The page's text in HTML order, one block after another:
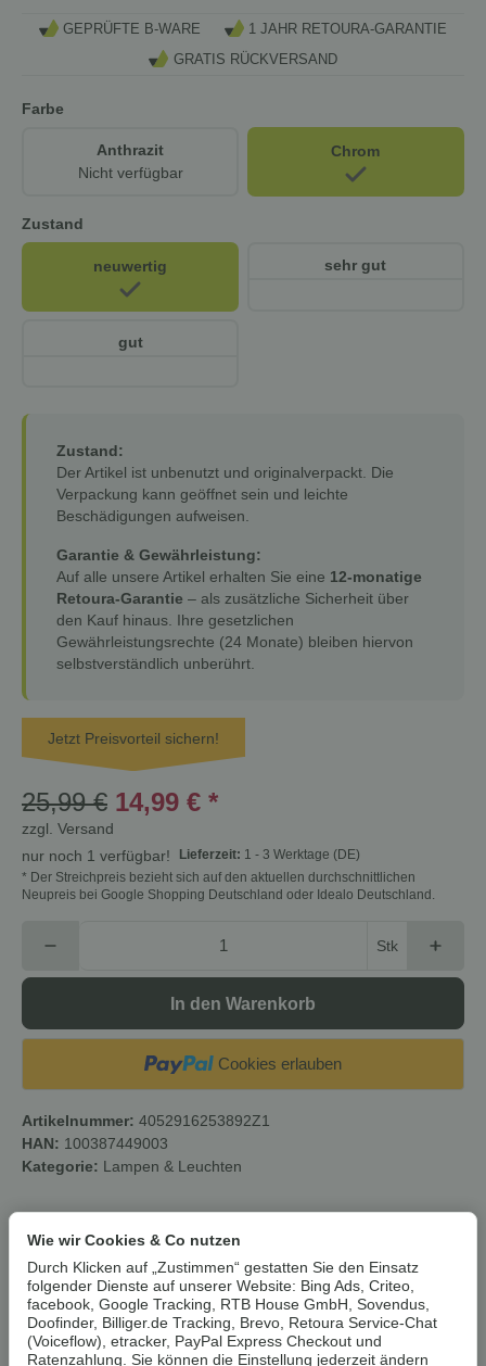
GEPRÜFTE B-WARE
1 JAHR RETOURA-GARANTIE
GRATIS RÜCKVERSAND
Farbe
Anthrazit
Nicht verfügbar
Chrom
Zustand
neuwertig sehr gut
gut
Zustand:
Der Artikel ist unbenutzt und originalverpackt. Die
Verpackung kann geöffnet sein und leichte
Beschädigungen aufweisen.
Garantie & Gewährleistung:
Auf alle unsere Artikel erhalten Sie eine 12-monatige
Retoura-Garantie – als zusätzliche Sicherheit über
den Kauf hinaus. Ihre gesetzlichen
Gewährleistungsrechte (24 Monate) bleiben hiervon
selbstverständlich unberührt.
Jetzt Preisvorteil sichern!
25,99 € 14,99 € *
zzgl. Versand
nur noch 1 verfügbar!
Lieferzeit: 1 - 3 Werktage (DE)
* Der Streichpreis bezieht sich auf den aktuellen durchschnittlichen
Neupreis bei Google Shopping Deutschland oder Idealo Deutschland.
Stk
In den Warenkorb
Cookies erlauben
Artikelnummer: 4052916253892Z1
HAN: 100387449003
Kategorie:
Lampen & Leuchten
Um dieUmwelt zu schonen, vermeiden wir aufwendige
Umverpackungen. Wenn immer es möglich ist, versenden wir Ihre
Bestellung imOriginalkarton des Herstellers.
Wie wir Cookies & Co nutzen
Durch Klicken auf „Zustimmen“ gestatten Sie den Einsatz
folgender Dienste auf unserer Website: Bing Ads, Criteo,
facebook, Google Tracking, RTB House GmbH, Sovendus,
Doofinder, Billiger.de Tracking, Brevo, Retoura Service-Chat
(Voiceflow), etracker, PayPal Express Checkout und
Ratenzahlung. Sie können die Einstellung jederzeit ändern